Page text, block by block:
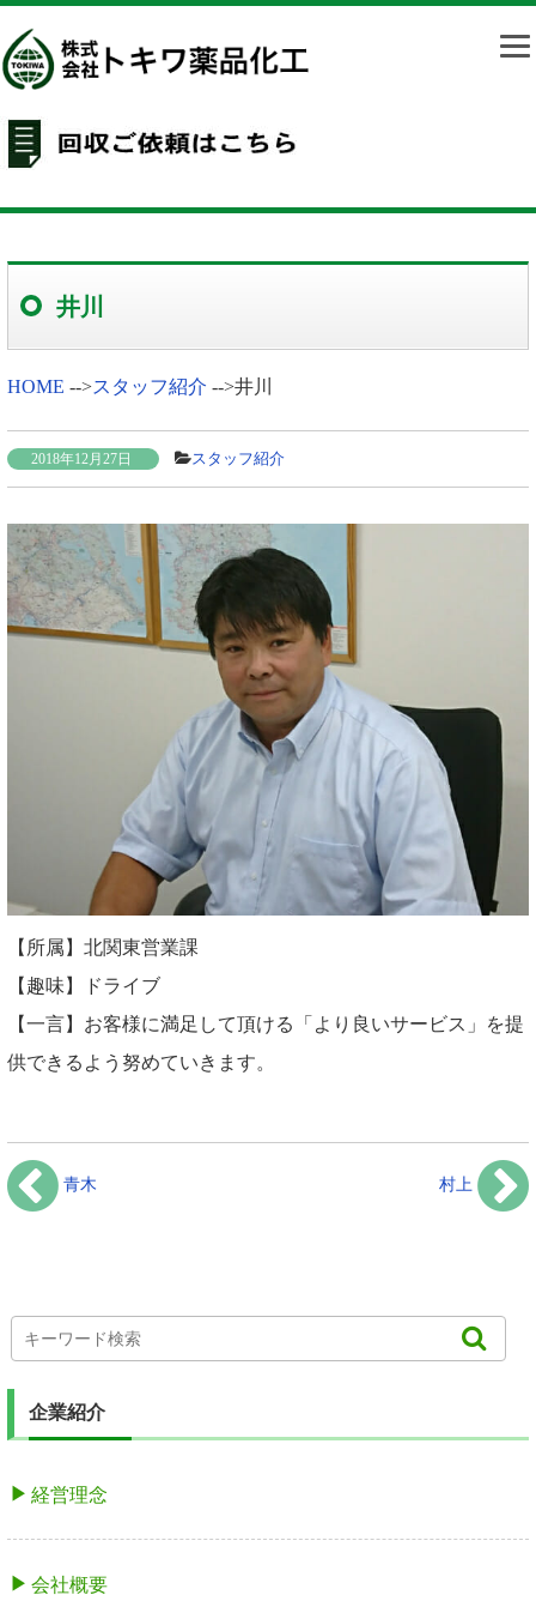
井川
HOME -->スタッフ紹介 -->井川
2018年12月27日 スタッフ紹介
【所属】北関東営業課
【趣味】ドライブ
【一言】お客様に満足して頂ける「より良いサービス」を提
供できるよう努めていきます。
青木 村上
企業紹介
経営理念
会社概要